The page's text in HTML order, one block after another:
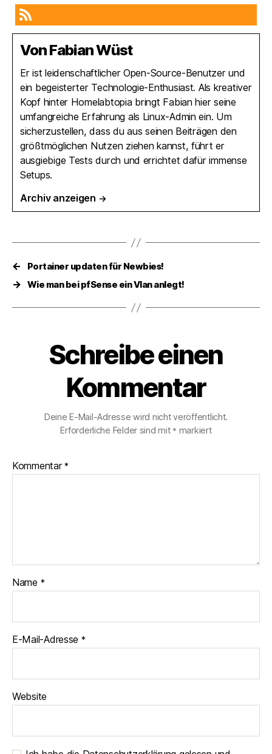
teilen
RSS-feed
Von Fabian Wüst
Er ist leidenschaftlicher Open-Source-Benutzer und
ein begeisterter Technologie-Enthusiast. Als kreativer
Kopf hinter Homelabtopia bringt Fabian hier seine
umfangreiche Erfahrung als Linux-Admin ein. Um
sicherzustellen, dass du aus seinen Beiträgen den
größtmöglichen Nutzen ziehen kannst, führt er
ausgiebige Tests durch und errichtet dafür immense
Setups.
Archiv anzeigen →
← Portainer updaten für Newbies!
→ Wie man bei pfSense ein Vlan anlegt!
Schreibe einen
Kommentar
Deine E-Mail-Adresse wird nicht veröffentlicht.
Erforderliche Felder sind mit * markiert
Kommentar*
Name *
E-Mail-Adresse *
Website